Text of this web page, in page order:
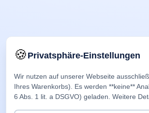
🍪Privatsphäre-Einstellungen
Wir nutzen auf unserer Webseite
Ihres Warenkorbs). Es werden **keine**
6 Abs. 1 lit. a DSGVO) geladen. Weitere